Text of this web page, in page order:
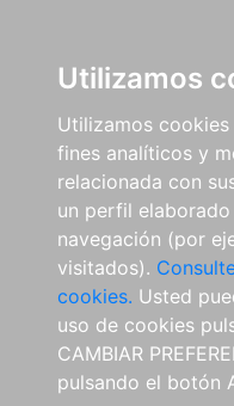
Utilizamos
Utilizamos
fines analíticos y
relacionada con
un perfil
navegación (por
visitados).
cookies. Usted
uso de cookies
CAMBIAR
pulsando el botón